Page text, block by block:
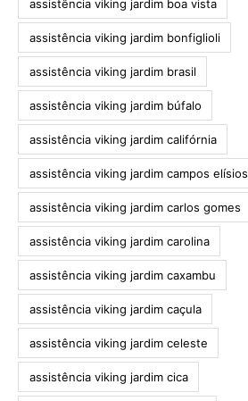
assistência viking jardim boa vista
assistência viking jardim bonfiglioli
assistência viking jardim brasil
assistência viking jardim búfalo
assistência viking jardim califórnia
assistência viking jardim campos elísios
assistência viking jardim carlos gomes
assistência viking jardim carolina
assistência viking jardim caxambu
assistência viking jardim caçula
assistência viking jardim celeste
assistência viking jardim cica